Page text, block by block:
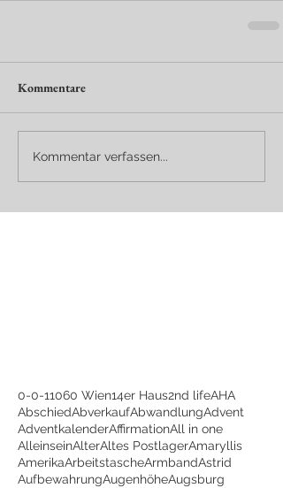
Kommentare
Kommentar verfassen...
0-0-11060 Wien14er Haus2nd lifeAHA
AbschiedAbverkaufAbwandlungAdvent
AdventkalenderAffirmationAll in one
AlleinseinAlterAltes PostlagerAmaryllis
AmerikaArbeitstascheArmbandAstrid
AufbewahrungAugenhöheAugsburg